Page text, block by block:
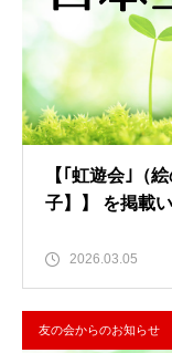
【｢虹遊会｣（
子】】 を掲載
2026.03.05
友の会からのお知らせ